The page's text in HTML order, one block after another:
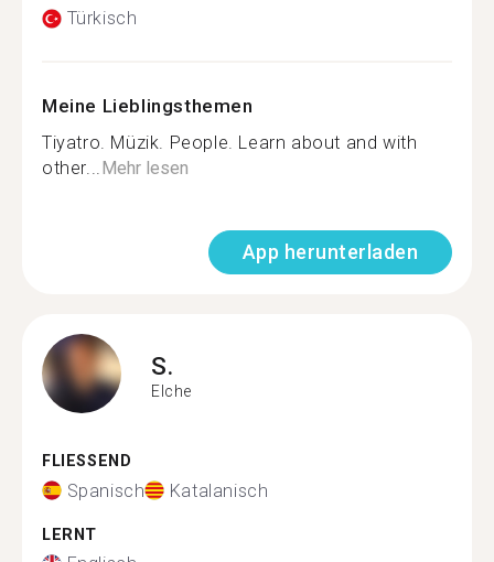
Türkisch
Meine Lieblingsthemen
Tiyatro. Müzik. People. Learn about and with
other...Mehr lesen
App herunterladen
S.
Elche
FLIESSEND
Spanisch Katalanisch
LERNT